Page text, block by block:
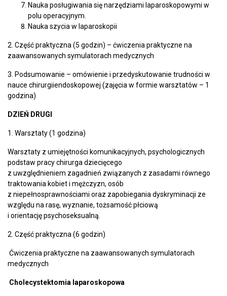
Nauka posługiwania się narzędziami laparoskopowymi w
polu operacyjnym.
Nauka szycia w laparoskopii
2. Część praktyczna (5 godzin) – ćwiczenia praktyczne na
zaawansowanych symulatorach medycznych
3. Podsumowanie – omówienie i przedyskutowanie trudności w
nauce chirurgiiendoskopowej (zajęcia w formie warsztatów – 1
godzina)
DZIEŃ DRUGI
1. Warsztaty (1 godzina)
Warsztaty z umiejętności komunikacyjnych, psychologicznych
podstaw pracy chirurga dziecięcego
z uwzględnieniem zagadnień związanych z zasadami równego
traktowania kobiet i mężczyzn, osób
z niepełnosprawnościami oraz zapobiegania dyskryminacji ze
względu na rasę, wyznanie, tożsamość płciową
i orientację psychoseksualną.
2. Część praktyczna (6 godzin)
Ćwiczenia praktyczne na zaawansowanych symulatorach
medycznych
Cholecystektomia laparoskopowa